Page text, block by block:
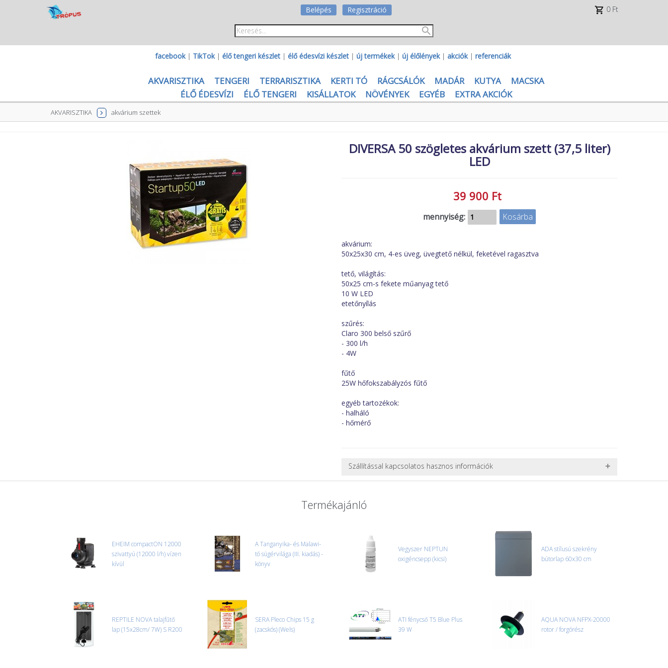
Belépés Regisztráció 0 Ft
facebook| TikTok| élő tengeri készlet | élő édesvízi készlet | új termékek| új élőlények| akciók| referenciák
AKVARISZTIKA TENGERI TERRARISZTIKA KERTI TÓ RÁGCSÁLÓK MADÁR KUTYA
MACSKA
ÉLŐ ÉDESVÍZI
ÉLŐ TENGERI KISÁLLATOK NÖVÉNYEK EGYÉB EXTRA AKCIÓK
AKVARISZTIKA akvárium szettek
DIVERSA 50 szögletes akvárium szett (37,5 liter)
LED
39 900 Ft
mennyiség:
akvárium:
50x25x30 cm, 4-es üveg, üvegtető nélkül, feketével ragasztva
tető, világítás:
50x25 cm-s fekete műanyag tető
10 W LED
etetőnyílás
szűrés:
Claro 300 belső szűrő
- 300 l/h
- 4W
fűtő
25W hőfokszabályzós fűtő
egyéb tartozékok:
- halháló
- hőmérő
Szállítással kapcsolatos hasznos információk
nagy vagy nehéz termékeknél (pl. nagy akváriumok, bútorok, stb.) egyedi szállítási
ajánlatot adunk.
oldjuk meg. Minden rendelés egyedi, úgyhogy előre egyeztetni kell mindenképpen.
CSOMAG ÁTVÉTELE
Amennyiben a csomag átvételekor sérülést, folyadékot vagy bármi rendellenességet
tapasztal, a kibontás és az átvétel előtt jegyzőkönyvet kell felvenni a futárral. A sérült
Termékajánló
EHEIM compactON 12000
szivattyú (12000 l/h) vízen
kívül
A Tanganyika- és Malawi-
tó sügérvilága (III. kiadás) -
könyv
Vegyszer NEPTUN
oxigéncsepp (kicsi)
ADA stílusú szekrény
bútorlap 60x30 cm
REPTILE NOVA talajfűtő
lap (15x28cm/ 7W) S R200
SERA Pleco Chips 15 g
(zacskós) (Wels)
ATI fénycső T5 Blue Plus
39 W
AQUA NOVA NFPX-20000
rotor / forgórész